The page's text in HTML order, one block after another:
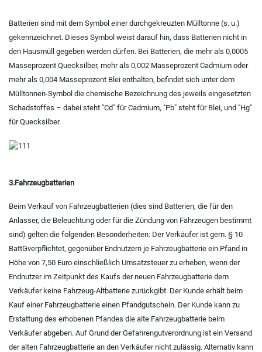
Batterien sind mit dem Symbol einer durchgekreuzten Mülltonne (s. u.)
gekennzeichnet. Dieses Symbol weist darauf hin, dass Batterien nicht in
den Hausmüll gegeben werden dürfen. Bei Batterien, die mehr als 0,0005
Masseprozent Quecksilber, mehr als 0,002 Masseprozent Cadmium oder
mehr als 0,004 Masseprozent Blei enthalten, befindet sich unter dem
Mülltonnen-Symbol die chemische Bezeichnung des jeweils eingesetzten
Schadstoffes – dabei steht "Cd" für Cadmium, "Pb" steht für Blei, und "Hg"
für Quecksilber.
3.Fahrzeugbatterien
Beim Verkauf von Fahrzeugbatterien (dies sind Batterien, die für den
Anlasser, die Beleuchtung oder für die Zündung von Fahrzeugen bestimmt
sind) gelten die folgenden Besonderheiten: Der Verkäufer ist gem. § 10
BattGverpflichtet, gegenüber Endnutzern je Fahrzeugbatterie ein Pfand in
Höhe von 7,50 Euro einschließlich Umsatzsteuer zu erheben, wenn der
Endnutzer im Zeitpunkt des Kaufs der neuen Fahrzeugbatterie dem
Verkäufer keine Fahrzeug-Altbatterie zurückgibt. Der Kunde erhält beim
Kauf einer Fahrzeugbatterie einen Pfandgutschein. Der Kunde kann zu
Erstattung des erhobenen Pfandes die alte Fahrzeugbatterie beim
Verkäufer abgeben. Auf Grund der Gefahrengutverordnung ist ein Versand
der alten Fahrzeugbatterie an den Verkäufer nicht zulässig. Alternativ kann